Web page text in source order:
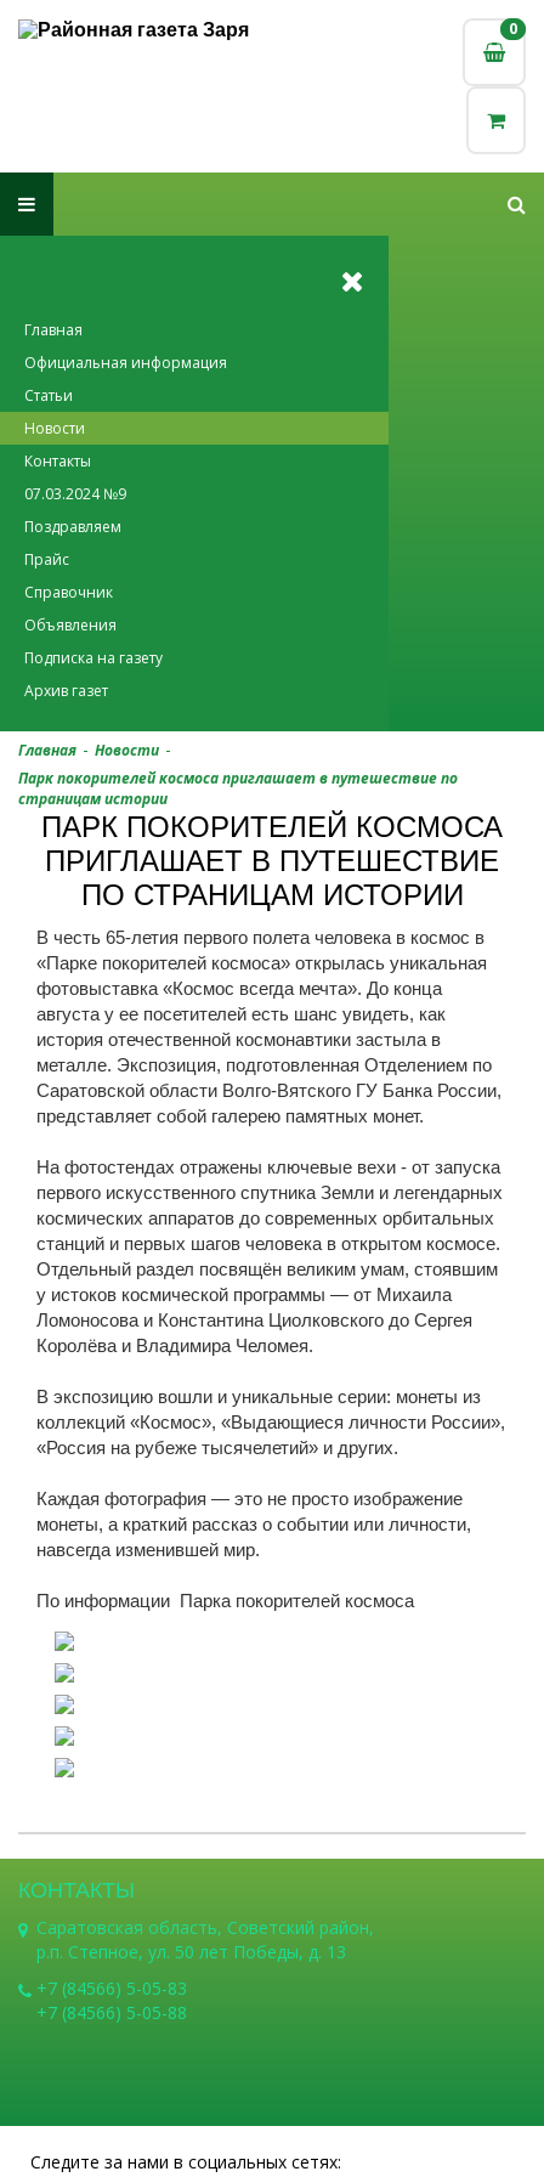
0
0
Главная
Официальная информация
Статьи
Новости
Контакты
07.03.2024 №9
Поздравляем
Прайс
Справочник
Объявления
Подписка на газету
Архив газет
Главная - Новости -
Парк покорителей космоса приглашает в путешествие по
страницам истории
ПАРК ПОКОРИТЕЛЕЙ КОСМОСА
ПРИГЛАШАЕТ В ПУТЕШЕСТВИЕ
ПО СТРАНИЦАМ ИСТОРИИ
В честь 65-летия первого полета человека в космос в
«Парке покорителей космоса» открылась уникальная
фотовыставка «Космос всегда мечта». До конца
августа у ее посетителей есть шанс увидеть, как
история отечественной космонавтики застыла в
металле. Экспозиция, подготовленная Отделением по
Саратовской области Волго-Вятского ГУ Банка России,
представляет собой галерею памятных монет.
На фотостендах отражены ключевые вехи - от запуска
первого искусственного спутника Земли и легендарных
космических аппаратов до современных орбитальных
станций и первых шагов человека в открытом космосе.
Отдельный раздел посвящён великим умам, стоявшим
у истоков космической программы — от Михаила
Ломоносова и Константина Циолковского до Сергея
Королёва и Владимира Челомея.
В экспозицию вошли и уникальные серии: монеты из
коллекций «Космос», «Выдающиеся личности России»,
«Россия на рубеже тысячелетий» и других.
Каждая фотография — это не просто изображение
монеты, а краткий рассказ о событии или личности,
навсегда изменившей мир.
По информации Парка покорителей космоса
КОНТАКТЫ
Саратовская область, Советский район,
р.п. Степное, ул. 50 лет Победы, д. 13
+7 (84566) 5-05-83
+7 (84566) 5-05-88
Следите за нами в социальных сетях: